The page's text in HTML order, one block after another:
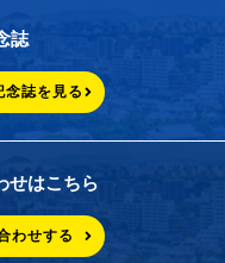
誌
念誌を見る
せはこちら
わせする